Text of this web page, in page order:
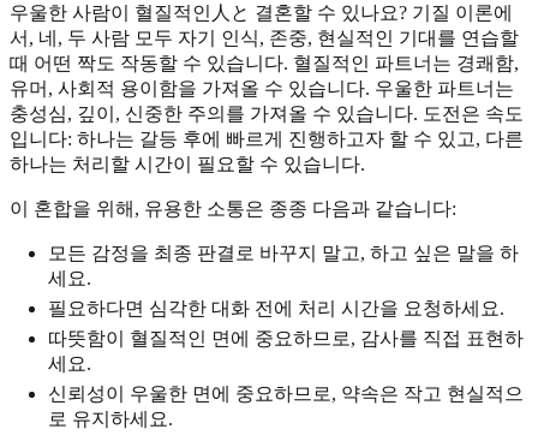
우울한 사람이 혈질적인人と 결혼할 수 있나요? 기질 이론에
서, 네, 두 사람 모두 자기 인식, 존중, 현실적인 기대를 연습할
때 어떤 짝도 작동할 수 있습니다. 혈질적인 파트너는 경쾌함,
유머, 사회적 용이함을 가져올 수 있습니다. 우울한 파트너는
충성심, 깊이, 신중한 주의를 가져올 수 있습니다. 도전은 속도
입니다: 하나는 갈등 후에 빠르게 진행하고자 할 수 있고, 다른
하나는 처리할 시간이 필요할 수 있습니다.
이 혼합을 위해, 유용한 소통은 종종 다음과 같습니다:
모든 감정을 최종 판결로 바꾸지 말고, 하고 싶은 말을 하
세요.
필요하다면 심각한 대화 전에 처리 시간을 요청하세요.
따뜻함이 혈질적인 면에 중요하므로, 감사를 직접 표현하
세요.
신뢰성이 우울한 면에 중요하므로, 약속은 작고 현실적으
로 유지하세요.